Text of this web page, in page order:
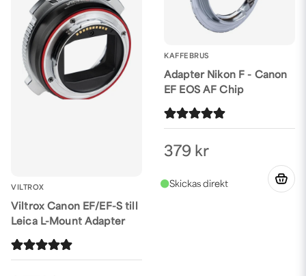
VILTROX
Viltrox Canon EF/EF-S till
Leica L-Mount Adapter
KAFFEBRUS
Adapter Nikon F - Canon
EF EOS AF Chip
379 kr